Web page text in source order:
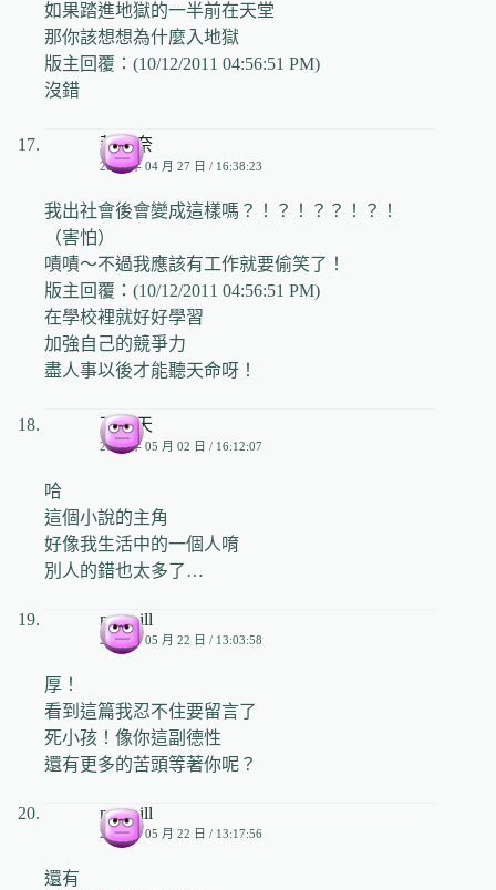
如果踏進地獄的一半前在天堂
那你該想想為什麼入地獄
版主回覆：(10/12/2011 04:56:51 PM)
沒錯
莉莉奈
2009 年 04 月 27 日 / 16:38:23
我出社會後會變成這樣嗎？！？！？？！？！
（害怕）
嘖嘖～不過我應該有工作就要偷笑了！
版主回覆：(10/12/2011 04:56:51 PM)
在學校裡就好好學習
加強自己的競爭力
盡人事以後才能聽天命呀！
下雨天
2009 年 05 月 02 日 / 16:12:07
哈
這個小說的主角
好像我生活中的一個人唷
別人的錯也太多了…
missbill
2009 年 05 月 22 日 / 13:03:58
厚！
看到這篇我忍不住要留言了
死小孩！像你這副德性
還有更多的苦頭等著你呢？
missbill
2009 年 05 月 22 日 / 13:17:56
還有